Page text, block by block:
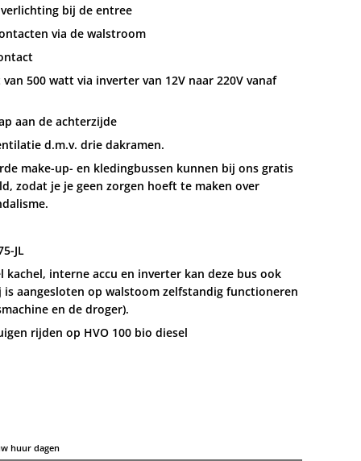
bij de entree
via de walstroom
500 watt via inverter van 12V naar 220V vanaf
aan de achterzijde
d.m.v. drie dakramen.
make-up- en kledingbussen kunnen bij ons gratis
zodat je je geen zorgen hoeft te maken over
JL
kachel, interne accu en inverter kan deze bus ook
aangesloten op walstoom zelfstandig functioneren
en de droger).
rijden op HVO 100 bio diesel
huur dagen